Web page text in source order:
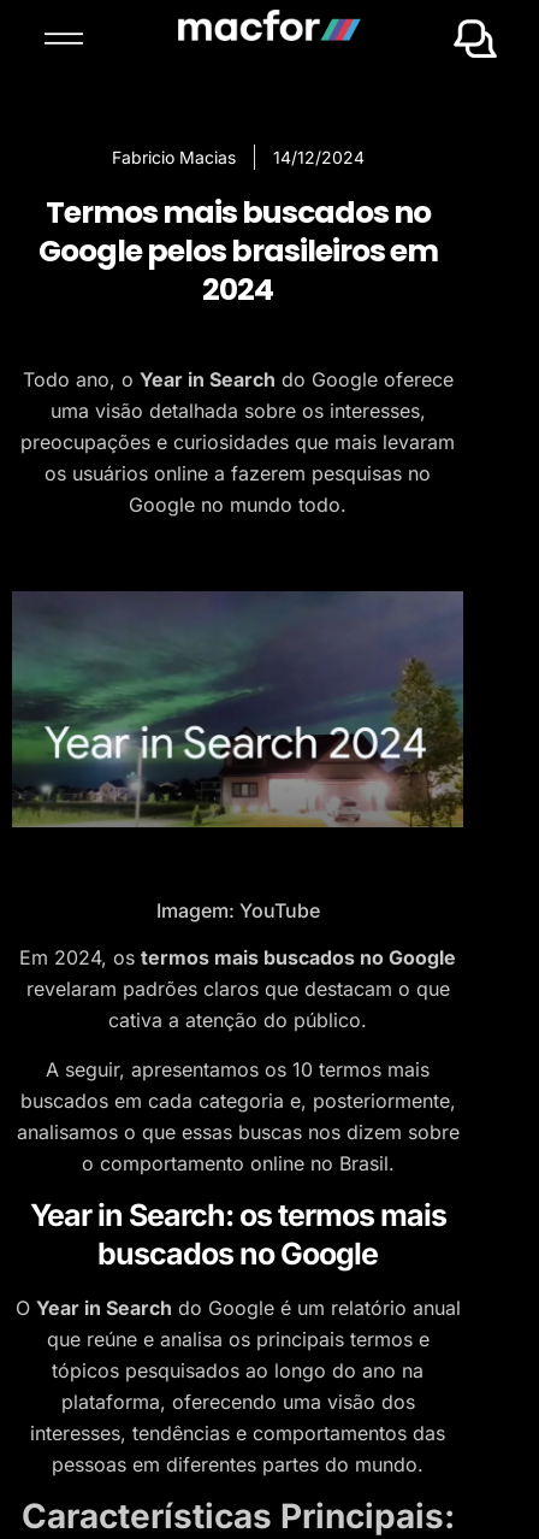
Fabricio Macias 14/12/2024
Termos mais buscados no
Google pelos brasileiros em
2024
Todo ano, o Year in Search do Google oferece
uma visão detalhada sobre os interesses,
preocupações e curiosidades que mais levaram
os usuários online a fazerem pesquisas no
Google no mundo todo.
Imagem: YouTube
Em 2024, os termos mais buscados no Google
revelaram padrões claros que destacam o que
cativa a atenção do público.
A seguir, apresentamos os 10 termos mais
buscados em cada categoria e, posteriormente,
analisamos o que essas buscas nos dizem sobre
o comportamento online no Brasil.
Year in Search: os termos mais
buscados no Google
O Year in Search do Google é um relatório anual
que reúne e analisa os principais termos e
tópicos pesquisados ao longo do ano na
plataforma, oferecendo uma visão dos
interesses, tendências e comportamentos das
pessoas em diferentes partes do mundo.
Características Principais: